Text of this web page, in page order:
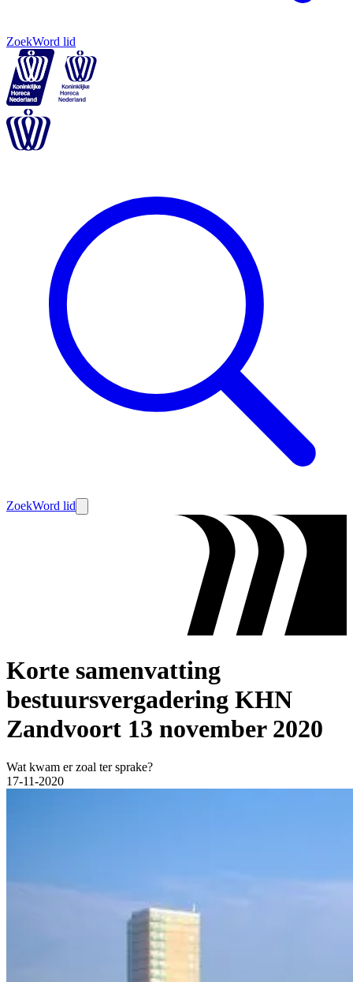
ZoekWord lid
ZoekWord lid
Korte samenvatting
bestuursvergadering KHN
Zandvoort 13 november 2020
Wat kwam er zoal ter sprake?
17-11-2020